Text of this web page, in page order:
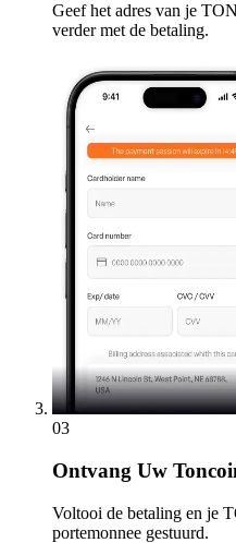
Geef het adres van je
verder met de betaling.
03
Ontvang Uw
Voltooi de betaling en je
portemonnee gestuurd.